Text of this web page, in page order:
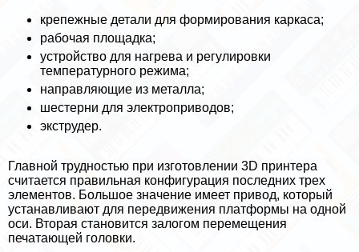
крепежные детали для формирования каркаса;
рабочая площадка;
устройство для нагрева и регулировки
температурного режима;
направляющие из металла;
шестерни для электроприводов;
экструдер.
Главной трудностью при изготовлении 3D принтера
считается правильная конфигурация последних трех
элементов. Большое значение имеет привод, который
устанавливают для передвижения платформы на одной
оси. Вторая становится залогом перемещения
печатающей головки.